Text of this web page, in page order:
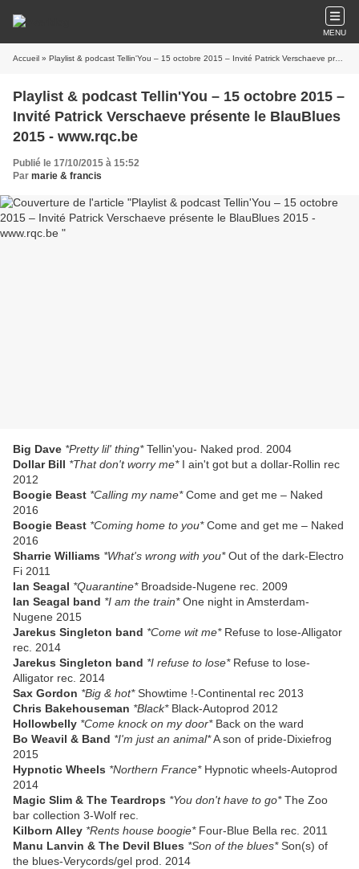
MENU
Accueil » Playlist & podcast Tellin'You – 15 octobre 2015 – Invité Patrick Verschaeve présente le BlauBlues 2015 - www.rqc.be
Playlist & podcast Tellin'You – 15 octobre 2015 –
Invité Patrick Verschaeve présente le BlauBlues
2015 - www.rqc.be
Publié le 17/10/2015 à 15:52
Par marie & francis
Big Dave *Pretty lil' thing*Tellin'you- Naked prod. 2004
Dollar Bill *That don't worry me*I ain't got but a dollar-Rollin rec
2012
Boogie Beast *Calling my name*Come and get me – Naked
2016
Boogie Beast *Coming home to you*Come and get me – Naked
2016
Sharrie Williams *What's wrong with you*Out of the dark-Electro
Fi 2011
Ian Seagal *Quarantine*Broadside-Nugene rec. 2009
Ian Seagal band *I am the train*One night in Amsterdam-
Nugene 2015
Jarekus Singleton band *Come wit me*Refuse to lose-Alligator
rec. 2014
Jarekus Singleton band *I refuse to lose*Refuse to lose-
Alligator rec. 2014
Sax Gordon *Big & hot*Showtime !-Continental rec 2013
Chris Bakehouseman *Black*Black-Autoprod 2012
Hollowbelly *Come knock on my door*Back on the ward
Bo Weavil & Band *I'm just an animal*A son of pride-Dixiefrog
2015
Hypnotic Wheels *Northern France*Hypnotic wheels-Autoprod
2014
Magic Slim & The Teardrops *You don't have to go*The Zoo
bar collection 3-Wolf rec.
Kilborn Alley *Rents house boogie*Four-Blue Bella rec. 2011
Manu Lanvin & The Devil Blues *Son of the blues*Son(s) of
the blues-Verycords/gel prod. 2014